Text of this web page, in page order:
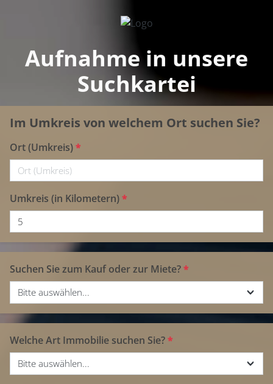
Aufnahme in unsere
Suchkartei
Im Umkreis von welchem Ort suchen Sie?
Ort (Umkreis)*
Umkreis (in Kilometern)*
Suchen Sie zum Kauf oder zur Miete?*
Bitte auswählen...
Welche Art Immobilie suchen Sie?*
Bitte auswählen...